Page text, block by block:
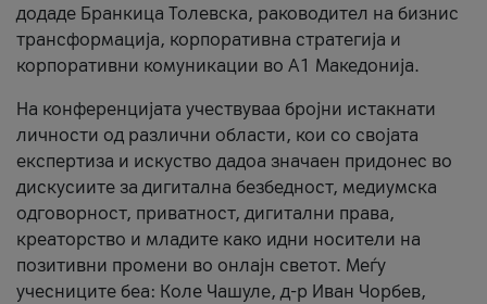
додаде Бранкица Толевска, раководител на бизнис
трансформација, корпоративна стратегија и
корпоративни комуникации во А1 Македонија.
На конференцијата учествуваа бројни истакнати
личности од различни области, кои со својата
експертиза и искуство дадоа значаен придонес во
дискусиите за дигитална безбедност, медиумска
одговорност, приватност, дигитални права,
креаторство и младите како идни носители на
позитивни промени во онлајн светот. Меѓу
учесниците беа: Коле Чашуле, д-р Иван Чорбев,